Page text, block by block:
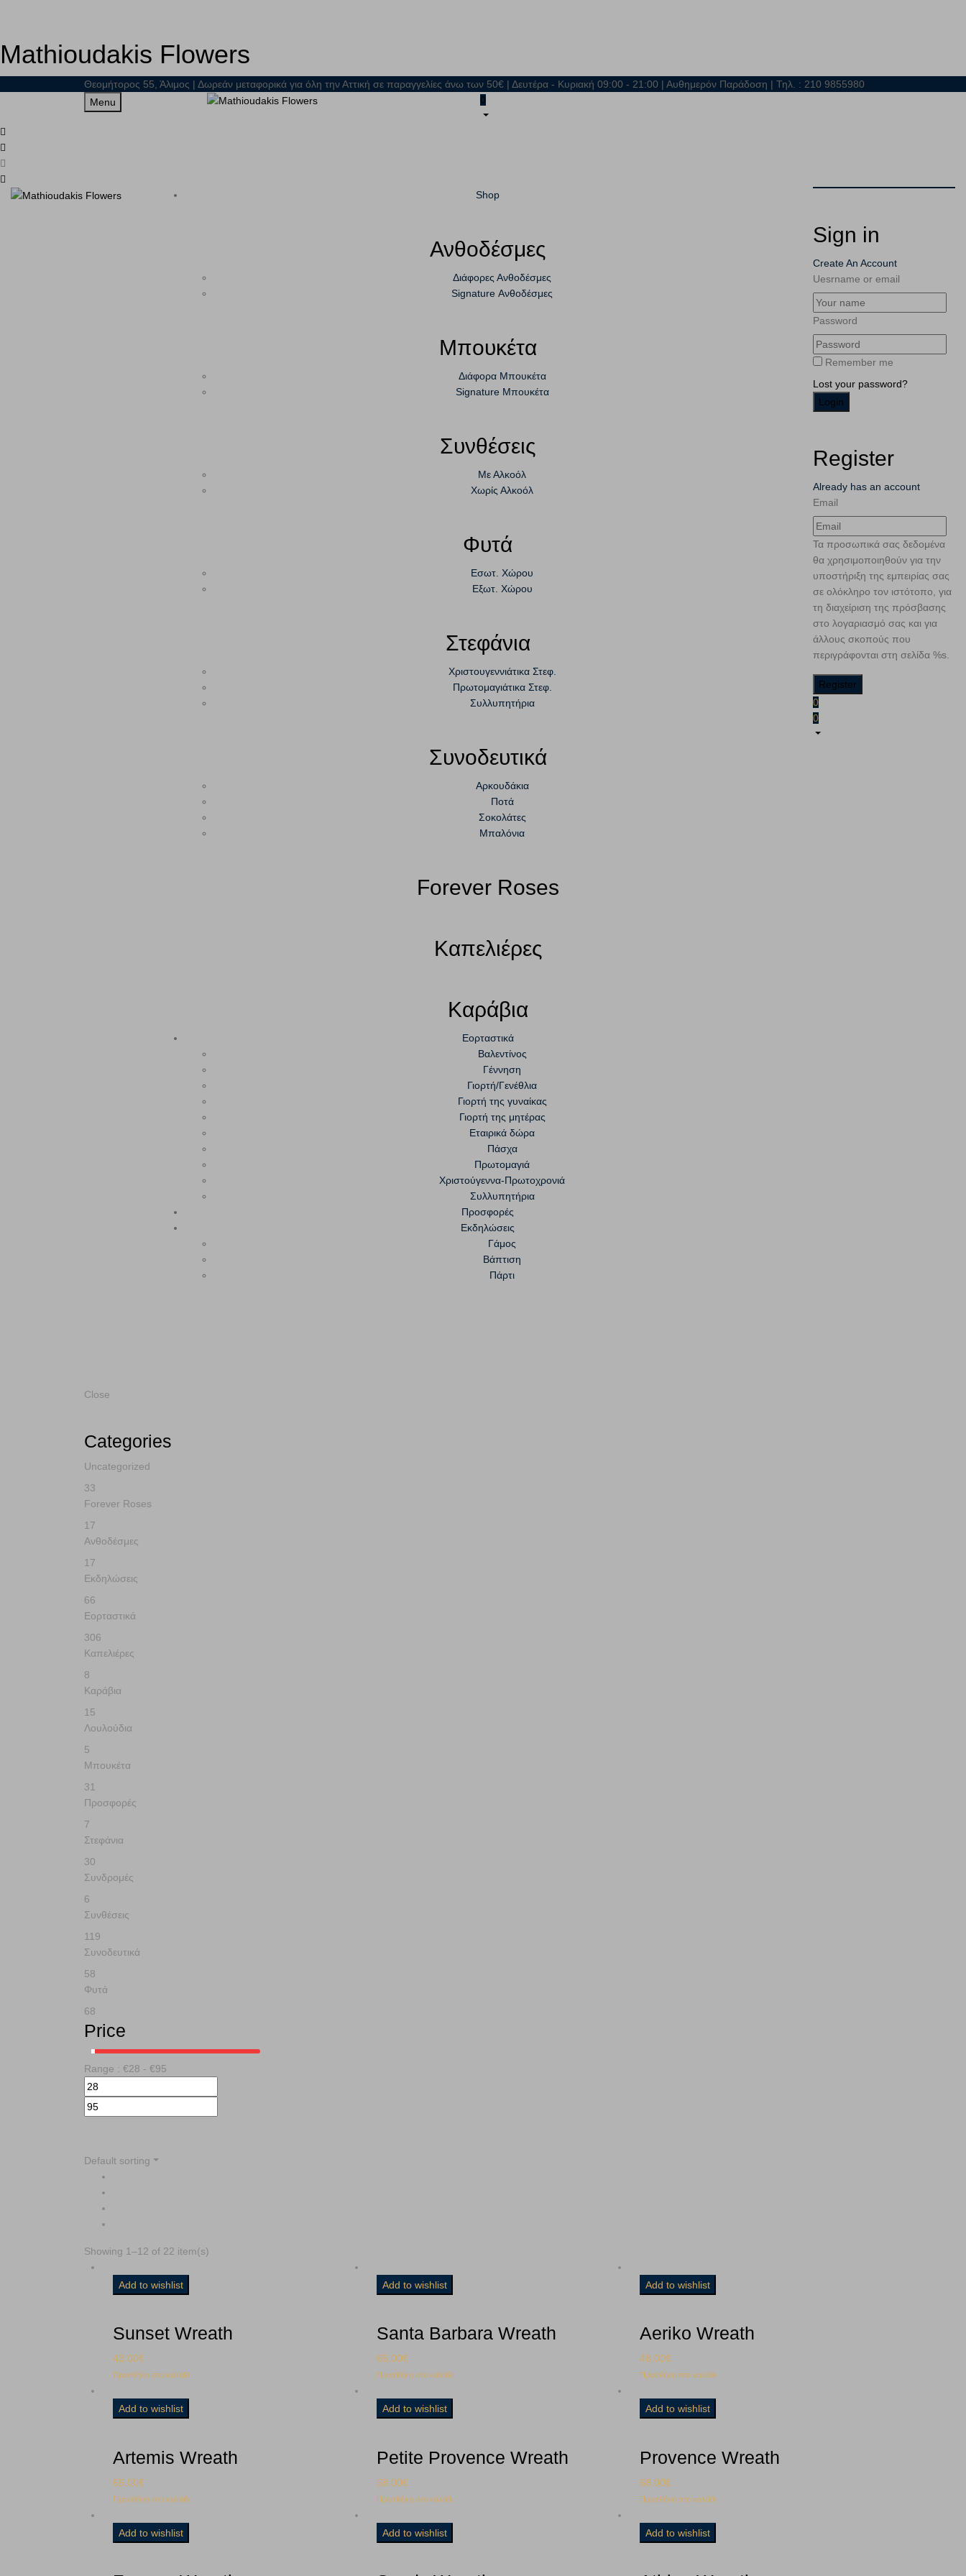
Mathioudakis Flowers
Θεομήτορος 55, Άλιμος | Δωρεάν μεταφορικά για όλη την Αττική σε παραγγελίες άνω των 50€ | Δευτέρα - Κυριακή 09:00 - 21:00 | Αυθημερόν Παράδοση | Τηλ. : 210 9855980
Menu
0
Shop
Ανθοδέσμες
Διάφορες Ανθοδέσμες
Signature Ανθοδέσμες
Μπουκέτα
Διάφορα Μπουκέτα
Signature Μπουκέτα
Συνθέσεις
Με Αλκοόλ
Χωρίς Αλκοόλ
Φυτά
Εσωτ. Χώρου
Εξωτ. Χώρου
Στεφάνια
Χριστουγεννιάτικα Στεφ.
Πρωτομαγιάτικα Στεφ.
Συλλυπητήρια
Συνοδευτικά
Αρκουδάκια
Ποτά
Σοκολάτες
Μπαλόνια
Forever Roses
Καπελιέρες
Καράβια
Εορταστικά
Βαλεντίνος
Γέννηση
Γιορτή/Γενέθλια
Γιορτή της γυναίκας
Γιορτή της μητέρας
Εταιρικά δώρα
Πάσχα
Πρωτομαγιά
Χριστούγεννα-Πρωτοχρονιά
Συλλυπητήρια
Προσφορές
Εκδηλώσεις
Γάμος
Βάπτιση
Πάρτι
Sign in
Create An Account
Uesrname or email
Password
Remember me
Lost your password?
Register
Already has an account
Email
Τα προσωπικά σας δεδομένα
θα χρησιμοποιηθούν για την
υποστήριξη της εμπειρίας σας
σε ολόκληρο τον ιστότοπο, για
τη διαχείριση της πρόσβασης
στο λογαριασμό σας και για
άλλους σκοπούς που
περιγράφονται στη σελίδα %s.
0
0
Close
Categories
Uncategorized
33
Forever Roses
17
Ανθοδέσμες
17
Εκδηλώσεις
66
Εορταστικά
306
Καπελιέρες
8
Καράβια
15
Λουλούδια
5
Μπουκέτα
31
Προσφορές
7
Στεφάνια
30
Συνδρομές
6
Συνθέσεις
119
Συνοδευτικά
58
Φυτά
68
Price
Range : €28 - €95
Default sorting
Showing 1–12 of 22 item(s)
Add to wishlist
Sunset Wreath
43.00€
Προσθήκη στο καλάθι
Add to wishlist
Santa Barbara Wreath
65.00€
Προσθήκη στο καλάθι
Add to wishlist
Aeriko Wreath
48.00€
Προσθήκη στο καλάθι
Add to wishlist
Artemis Wreath
65.00€
Προσθήκη στο καλάθι
Add to wishlist
Petite Provence Wreath
58.00€
Προσθήκη στο καλάθι
Add to wishlist
Provence Wreath
68.00€
Προσθήκη στο καλάθι
Add to wishlist Add to wishlist Add to wishlist